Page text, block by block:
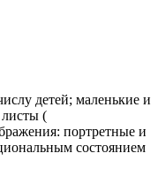
детей; маленькие и
листы (
портретные и
состоянием